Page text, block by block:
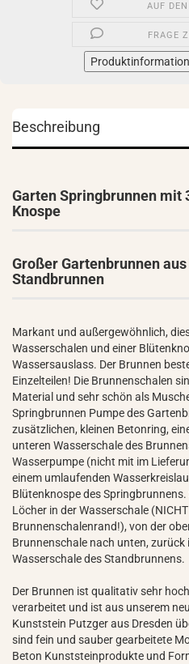
AUF
FRAGE
Beschreibung
Garten Springbrunnen mit
Knospe
Großer Gartenbrunnen
Standbrunnen
Markant und außergewöhnlich,
Wasserschalen und einer
Wassersauslass. Der Brunnen
Einzelteilen! Die Brunnenschalen
Material und sehr schön als
Springbrunnen Pumpe des
zusätzlichen, kleinen Betonring,
unteren Wasserschale des
Wasserpumpe (nicht mit im
einem umlaufenden
Blütenknospe des
Löcher in der Wasserschale
Brunnenschalenrand!), von der
Brunnenschale nach unten, zurück
Wasserschale des Standbrunnens.
Der Brunnen ist qualitativ sehr
verarbeitet und ist aus unserem
Kunststein Putzger aus Dresden
sind fein und sauber gearbeitete
Beton Kunststeinprodukte und